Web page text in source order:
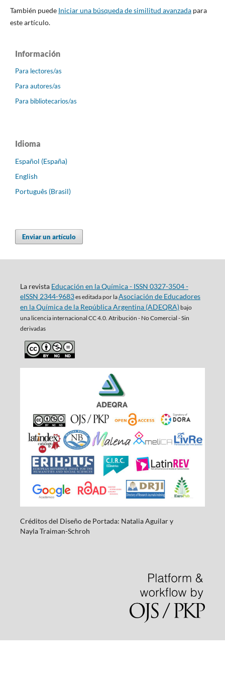
También puede Iniciar una búsqueda de similitud avanzadapara
este artículo.
Información
Para lectores/as
Para autores/as
Para bibliotecarios/as
Idioma
Español (España)
English
Português (Brasil)
Enviar un artículo
La revista Educación en la Química - ISSN 0327-3504 -
eISSN 2344-9683es editada por laAsociación de Educadores
en la Química de la República Argentina (ADEQRA)bajo
una licencia internacional CC 4.0. Atribución - No Comercial - Sin
derivadas
Créditos del Diseño de Portada: Natalia Aguilar y
NaylaTraiman-Schroh